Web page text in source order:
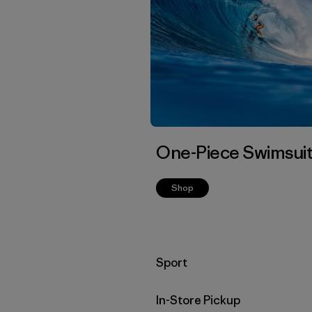
One-Piece
Shop
Filtrar por
Sport
In-Store Pickup